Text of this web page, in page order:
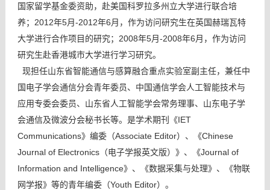
国家留学基金委资助，赴美国科罗拉多州立大学进行联合培
养；2012年5月-2012年6月，作为访问研究生在英国赫瑞瓦特
大学进行合作项目的研究；2008年5月-2008年6月，作为访问
研究生赴香港城市大学进行学习研究。
现担任山东省智能通信与感算融合重点实验室副主任，兼任中
国电子学会通信分会青年委员、中国通信学会人工智能技术与
应用专委会委员、山东省人工智能学会常务理事、山东电子学
会通信及微波分会秘书长等。是学术期刊《IET
Communications》编委（Associate Editor）、《Chinese
Journal of Electronics（电子学报英文版）》、《Journal of
Information and Intelligence》、《数据采集与处理》、《物联
网学报》等的青年编委（Youth Editor）。